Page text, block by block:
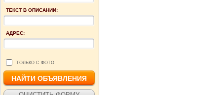
ТЕКСТ В ОПИСАНИИ:
АДРЕС:
ТОЛЬКО С ФОТО